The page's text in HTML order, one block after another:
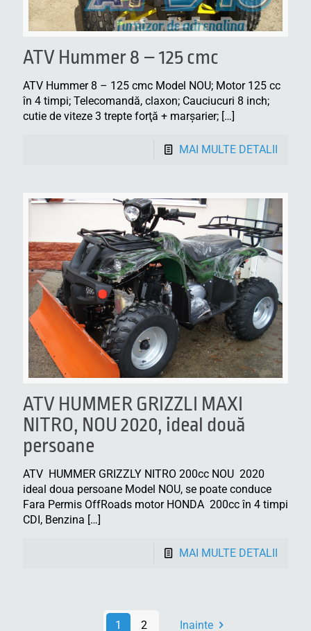
ATV Hummer 8 – 125 cmc
ATV Hummer 8 – 125 cmc Model NOU; Motor 125 cc
în 4 timpi; Telecomandă, claxon; Cauciucuri 8 inch;
cutie de viteze 3 trepte forţă + marşarier; […]
MAI MULTE DETALII
ATV HUMMER GRIZZLI MAXI
NITRO, NOU 2020, ideal două
persoane
ATV HUMMER GRIZZLY NITRO 200cc NOU 2020
ideal doua persoane Model NOU, se poate conduce
Fara Permis OffRoads motor HONDA 200cc în 4 timpi
CDI, Benzina […]
MAI MULTE DETALII
1 2 Inainte